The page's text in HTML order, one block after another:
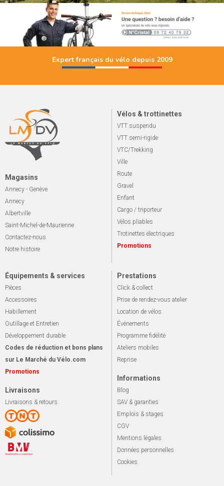
Expert français du vélo depuis 2009
Magasins
Annecy - Genève
Annecy
Albertville
Saint-Michel-de-Maurienne
Contactez-nous
Notre histoire
Vélos & trottinettes
VTT suspendu
VTT semi-rigide
VTC/Trekking
Ville
Route
Gravel
Enfant
Cargo / triporteur
Vélos pliables
Trotinettes électriques
Promotions
Équipements & services
Pièces
Accessoires
Habillement
Outillage et Entretien
Développement durable
Codes de réduction et bons plans
sur Le Marché du Vélo.com
Promotions
Livraisons
Livraisons & retours
Prestations
Click & collect
Prise de rendez-vous atelier
Location de vélos
Événements
Programme fidélité
Ateliers mobiles
Reprise
Informations
Blog
SAV & garanties
Emplois & stages
CGV
Mentions légales
Données personnelles
Cookies